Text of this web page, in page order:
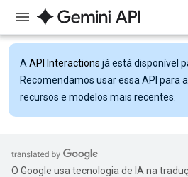
A API Interactions já está disponível
Recomendamos usar essa API para
recursos e modelos mais recentes.
O Google usa tecnologia de IA na